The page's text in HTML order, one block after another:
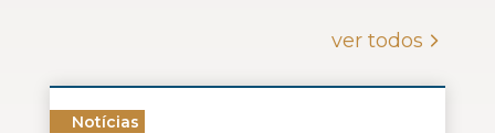
ver todos
Notícias